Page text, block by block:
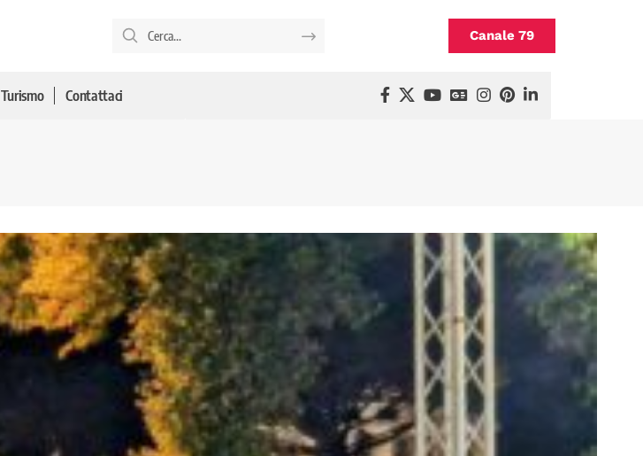
Canale 79
Turismo Contattaci